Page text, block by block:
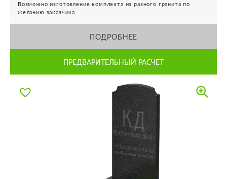
Возможно изготовление комплекта из разного гранита по
желанию заказчика
ПОДРОБНЕЕ
ПРЕДВАРИТЕЛЬНЫЙ РАСЧЕТ